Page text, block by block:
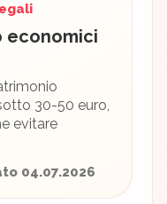
economici
30-50 euro,
evitare
04.07.2026